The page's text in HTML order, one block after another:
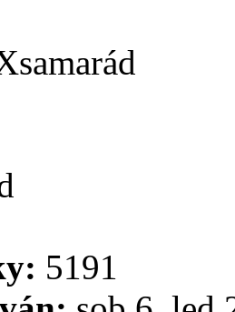
5191